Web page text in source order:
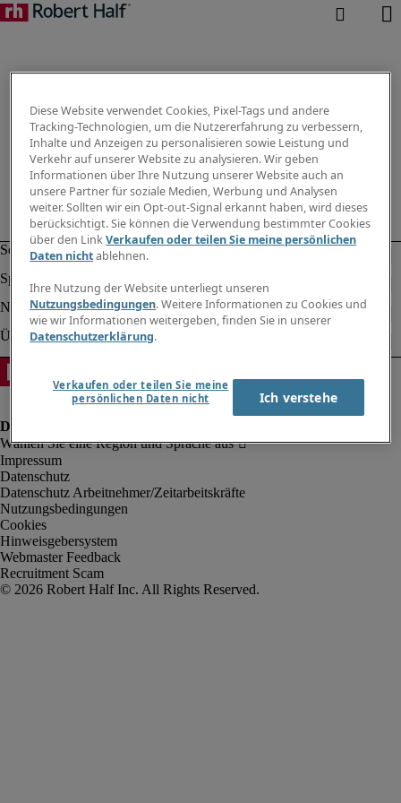
Impressum
Datenschutz
Datenschutz Arbeitnehmer/Zeitarbeitskräfte
Nutzungsbedingungen
Cookies
Hinweisgebersystem
Webmaster Feedback
Recruitment Scam
Diese Website verwendet Cookies, Pixel-Tags und andere
Tracking-Technologien, um die Nutzererfahrung zu verbessern,
Inhalte und Anzeigen zu personalisieren sowie Leistung und
Verkehr auf unserer Website zu analysieren. Wir geben
Informationen über Ihre Nutzung unserer Website auch an
unsere Partner für soziale Medien, Werbung und Analysen
weiter. Sollten wir ein Opt-out-Signal erkannt haben, wird dieses
berücksichtigt. Sie können die Verwendung bestimmter Cookies
über den LinkVerkaufen oder teilen Sie meine persönlichen
Daten nichtablehnen.
Ihre Nutzung der Website unterliegt unseren
Nutzungsbedingungen. Weitere Informationen zu Cookies und
wie wir Informationen weitergeben, finden Sie in unserer
Datenschutzerklärung.
Verkaufen oder teilen Sie meine
persönlichen Daten nicht
Ich verstehe